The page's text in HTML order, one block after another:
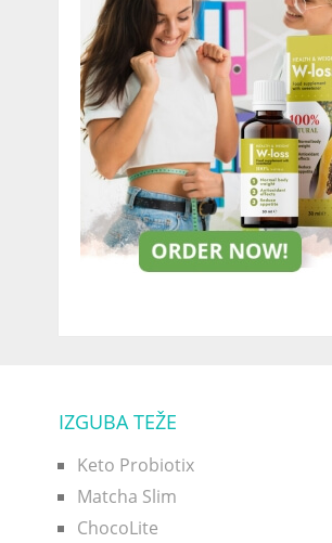
IZGUBA TEŽE
Keto Probiotix
Matcha Slim
ChocoLite